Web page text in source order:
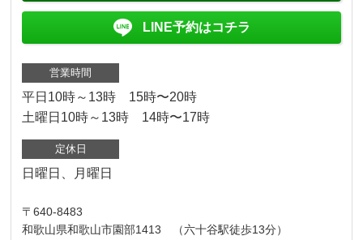
LINE予約はコチラ
営業時間
平日10時～13時 15時〜20時
土曜日10時～13時 14時〜17時
定休日
日曜日、月曜日
〒640-8483
和歌山県和歌山市園部1413 （六十谷駅徒歩13分）